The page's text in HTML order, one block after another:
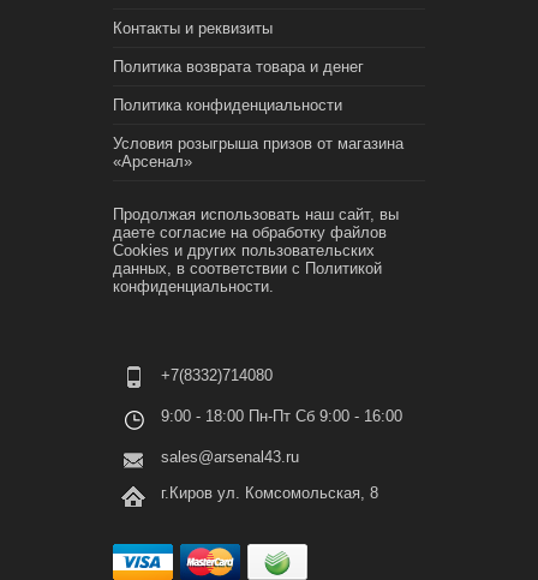
Контакты и реквизиты
Политика возврата товара и денег
Политика конфиденциальности
Условия розыгрыша призов от магазина
«Арсенал»
Продолжая использовать наш сайт, вы
даете согласие на обработку файлов
Cookies и других пользовательских
данных, в соответствии с Политикой
конфиденциальности.
+7(8332)714080
9:00 - 18:00 Пн-Пт Сб 9:00 - 16:00
sales@arsenal43.ru
г.Киров ул. Комсомольская, 8